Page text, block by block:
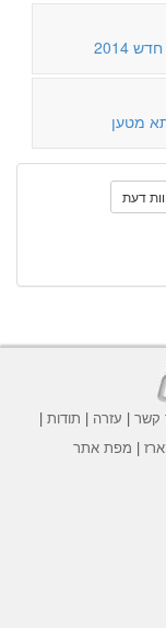
2014
מטען
דעת
קשר | עזרה | תודות |
| מפת אתר